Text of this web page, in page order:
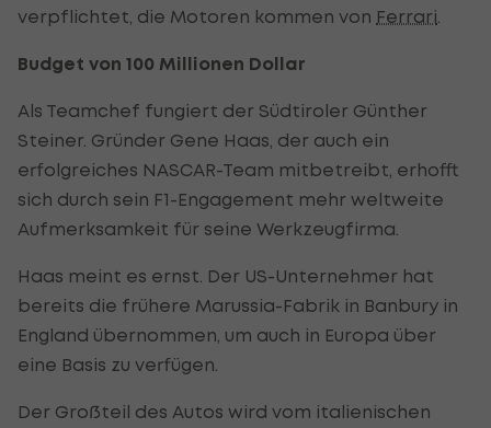
verpflichtet, die Motoren kommen von Ferrari
Budget von 100 Millionen Dollar
Als Teamchef fungiert der Südtiroler Günther
Steiner. Gründer Gene Haas, der auch ein
erfolgreiches NASCAR-Team mitbetreibt, erhofft
sich durch sein F1-Engagement mehr weltweite
Aufmerksamkeit für seine Werkzeugfirma.
Haas meint es ernst. Der US-Unternehmer hat
bereits die frühere Marussia-Fabrik in Banbury in
England übernommen, um auch in Europa über
eine Basis zu verfügen.
Der Großteil des Autos wird vom italienischen